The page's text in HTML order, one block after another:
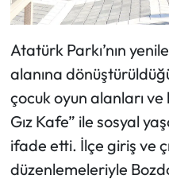
Atatürk Parkı’nın
alanına
çocuk oyun alanları ve
Gız Kafe” ile sosyal
ifade etti. İlçe giriş ve
düzenlemeleriyle